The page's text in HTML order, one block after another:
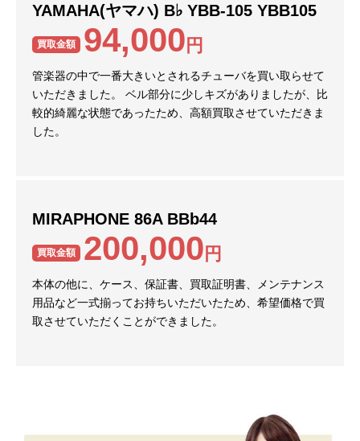
YAMAHA(ヤマハ) B♭ YBB-105 YBB105
買取金額 94,000 円
管楽器の中で一番大きいとされるチューバを買い取らせて
いただきました。 ベル部分に少しキズがありましたが、比
較的綺麗な状態であったため、高額買取させていただきま
した。
MIRAPHONE 86A BBb44
買取金額 200,000 円
本体の他に、ケース、保証書、買取証明書、メンテナンス
用品など一式揃ってお持ちいただいたため、希望価格で買
取させていただくことができました。